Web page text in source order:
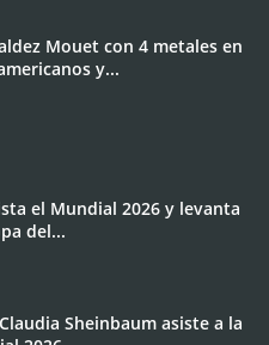
Mouet con 4 metales en
y...
el Mundial 2026 y levanta
del...
Sheinbaum asiste a la